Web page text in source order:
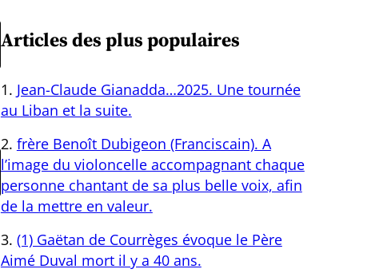
Articles des plus populaires
Jean-Claude Gianadda…2025. Une tournée
au Liban et la suite.
frère Benoît Dubigeon (Franciscain). A
l’image du violoncelle accompagnant chaque
personne chantant de sa plus belle voix, afin
de la mettre en valeur.
(1) Gaëtan de Courrèges évoque le Père
Aimé Duval mort il y a 40 ans.